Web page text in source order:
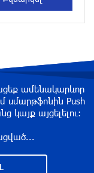
ճեղքերը
29 րոպե առաջ
«Փաստ»
ամենակարևոր
սմարթֆոնին Push
կայք այցելելու։